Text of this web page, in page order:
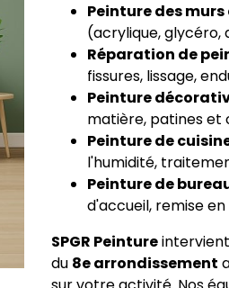
Peinture des
(acrylique, glycéro,
Réparation de
fissures, lissage,
Peinture
matière, patines et
Peinture de
l'humidité,
Peinture de
d'accueil, remise
SPGR Peinture
du 8e arrondissement